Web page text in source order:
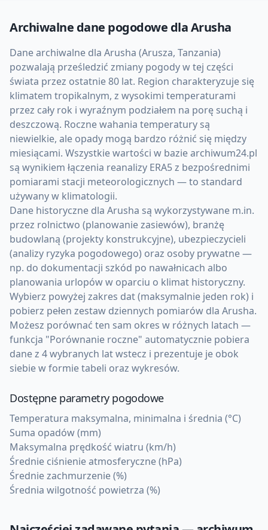
Archiwalne dane pogodowe dlaArusha
Dane archiwalne dla Arusha (Arusza, Tanzania)
pozwalają prześledzić zmiany pogody w tej części
świata przez ostatnie 80 lat. Region charakteryzuje się
klimatem tropikalnym, z wysokimi temperaturami
przez cały rok i wyraźnym podziałem na porę suchą i
deszczową. Roczne wahania temperatury są
niewielkie, ale opady mogą bardzo różnić się między
miesiącami. Wszystkie wartości w bazie archiwum24.pl
są wynikiem łączenia reanalizy ERA5 z bezpośrednimi
pomiarami stacji meteorologicznych — to standard
używany w klimatologii.
Dane historyczne dla Arusha są wykorzystywane m.in.
przez rolnictwo (planowanie zasiewów), branżę
budowlaną (projekty konstrukcyjne), ubezpieczycieli
(analizy ryzyka pogodowego) oraz osoby prywatne —
np. do dokumentacji szkód po nawałnicach albo
planowania urlopów w oparciu o klimat historyczny.
Wybierz powyżej zakres dat (maksymalnie jeden rok) i
pobierz pełen zestaw dziennych pomiarów dla Arusha.
Możesz porównać ten sam okres w różnych latach —
funkcja "Porównanie roczne" automatycznie pobiera
dane z 4 wybranych lat wstecz i prezentuje je obok
siebie w formie tabeli oraz wykresów.
Dostępne parametry pogodowe
Temperatura maksymalna, minimalna i średnia (°C)
Suma opadów (mm)
Maksymalna prędkość wiatru (km/h)
Średnie ciśnienie atmosferyczne (hPa)
Średnie zachmurzenie (%)
Średnia wilgotność powietrza (%)